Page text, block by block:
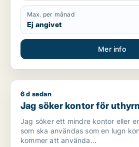
Max. per månad
Ej angivet
Mer info
Jag söker kontor för uthyrning i
6 d sedan
Jag söker kontor för
Jag söker ett mindre kontor eller
som ska användas som en lugn
kommer att använda...